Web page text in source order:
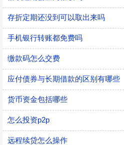
存折定期还没到可以取出来吗
手机银行转账都免费吗
缴款码怎么交费
应付债券与长期借款的区别有哪些
货币资金包括哪些
怎么投资p2p
远程续贷怎么操作